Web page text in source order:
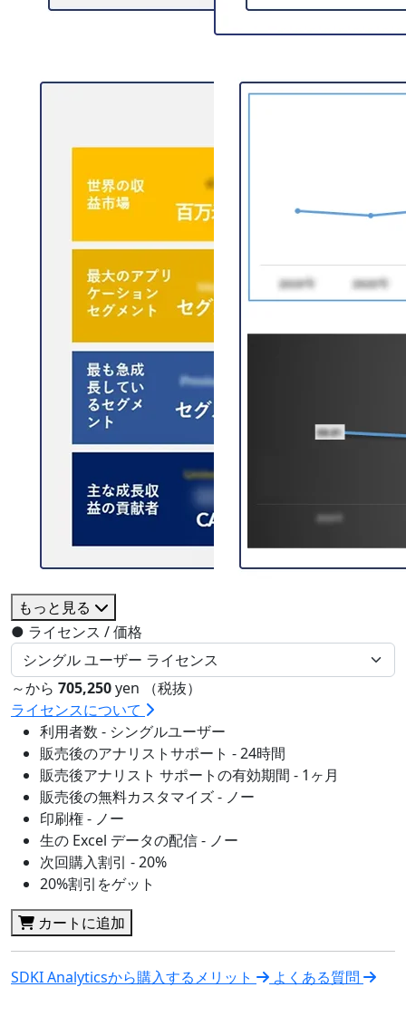
もっと見る
● ライセンス / 価格
～から 705,250yen （税抜）
ライセンスについて
利用者数 - シングルユーザー
販売後のアナリストサポート - 24時間
販売後アナリスト サポートの有効期間 - 1ヶ月
販売後の無料カスタマイズ - ノー
印刷権 - ノー
生の Excel データの配信 - ノー
次回購入割引 - 20%
20%割引をゲット
カートに追加
SDKI Analyticsから購入するメリット よくある質問